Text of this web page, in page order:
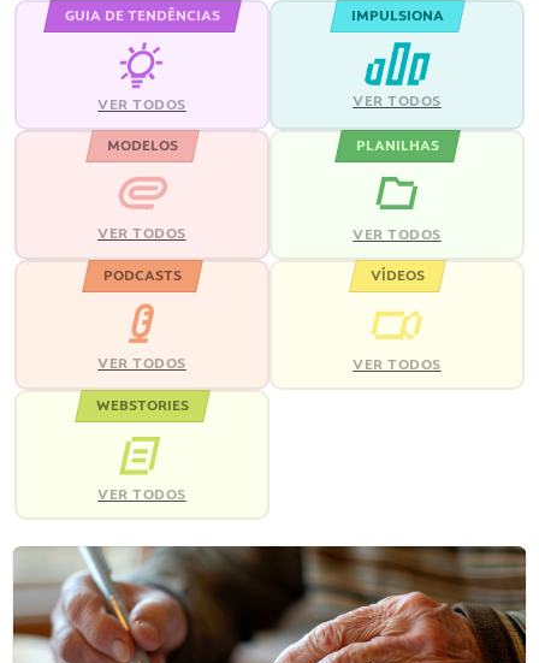
GUIA DE TENDÊNCIAS
VER TODOS
IMPULSIONA
VER TODOS
MODELOS
VER TODOS
PLANILHAS
VER TODOS
PODCASTS
VER TODOS
VÍDEOS
VER TODOS
WEBSTORIES
VER TODOS